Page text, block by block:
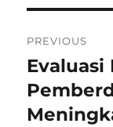
pos
PREVIOUS
Previous
post: